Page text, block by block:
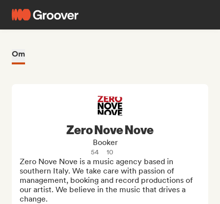
Om
Zero Nove Nove
Booker
54 10
Zero Nove Nove is a music agency based in
southern Italy. We take care with passion of
management, booking and record productions of
our artist. We believe in the music that drives a
change.